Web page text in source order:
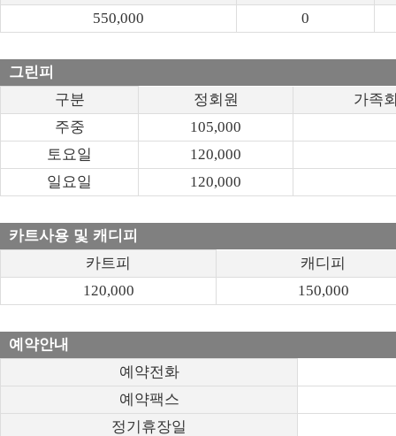
550,000
0
그린피
구분
정회원
가족
주중
105,000
토요일
120,000
일요일
120,000
카트사용 및 캐디피
카트피
캐디피
120,000
150,000
예약안내
예약전화
예약팩스
정기휴장일